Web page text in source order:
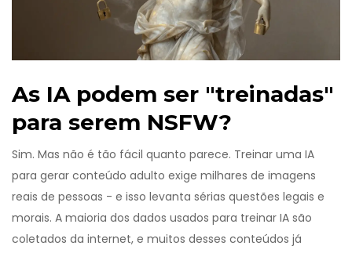
As IA podem ser "treinadas"
para serem NSFW?
Sim. Mas não é tão fácil quanto parece. Treinar uma IA
para gerar conteúdo adulto exige milhares de imagens
reais de pessoas - e isso levanta sérias questões legais e
morais. A maioria dos dados usados para treinar IA são
coletados da internet, e muitos desses conteúdos já